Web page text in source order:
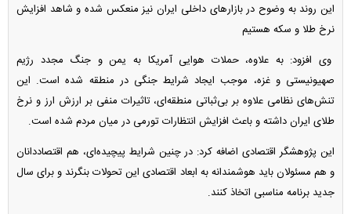
این روند به وضوح در بازار‌های داخلی ایران نیز منعکس شده و شاهد افزایش
نرخ طلا و سکه هستیم
وی افزود: به علاوه، حملات هوایی آمریکا به یمن و جنگ مجدد رژیم
صهیونیستی و غزه، موجب ایجاد شرایط جنگی در منطقه شده است. این
تنش‌های نظامی علاوه بر بی‌ثباتی منطقه‌ای، تاثیرات منفی بر ارزش ارز و نرخ
طلای ایران داشته و باعث افزایش انتظارات تورمی در میان مردم شده است.
این پژوهشگر اقتصادی اضافه کرد: در چنین شرایط پیچیده‌ای، هم اقتصاددانان
و هم مسئولان باید هوشمندانه به ابعاد اقتصادی این تحولات بنگرند و برای سال
جدید برنامه مناسبی اتخاذ کنند.